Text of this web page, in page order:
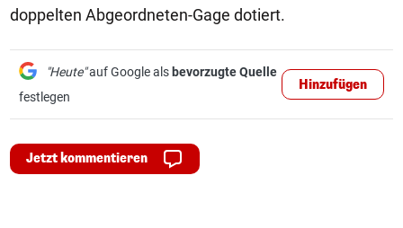
doppelten Abgeordneten-Gage dotiert.
"Heute"auf Google als bevorzugte Quelle
festlegen
Hinzufügen
Jetzt kommentieren